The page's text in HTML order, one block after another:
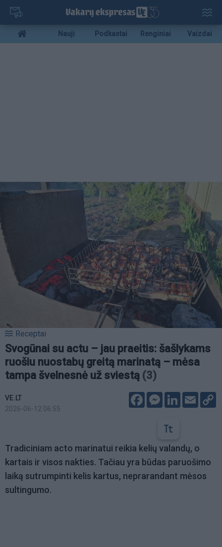
Pereiti
pagrindinį
turinį
Mobile
menu
Nauji Podkastai Renginiai Vaizdai
Receptai
Svogūnai su actu – jau praeitis: šašlykams
ruošiu nuostabų greitą marinatą – mėsa
tampa švelnesnė už sviestą (3)
VE.LT
2026-06-12 06:55
FacebookMessenger
LinkedIn
Email
Tradiciniam acto marinatui reikia kelių valandų, o
kartais ir visos nakties. Tačiau yra būdas paruošimo
laiką sutrumpinti kelis kartus, neprarandant mėsos
sultingumo.